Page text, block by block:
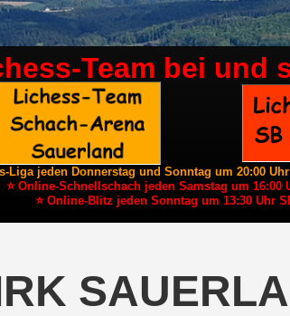
Team bei und
Liga jeden Donnerstag und Sonntag um 20:00
⭐ Online-Schnellschach jeden Samstag um 16:00
⭐ Online-Blitz jeden Sonntag um 13:30 Uhr